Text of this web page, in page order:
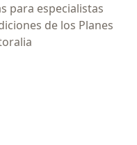
para especialistas
de los Planes